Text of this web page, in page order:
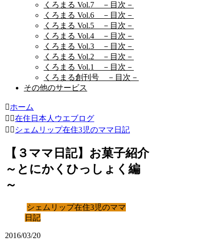
くろまる Vol.7 －目次－
くろまる Vol.6 －目次－
くろまる Vol.5 －目次－
くろまる Vol.4 －目次－
くろまる Vol.3 －目次－
くろまる Vol.2 －目次－
くろまる Vol.1 －目次－
くろまる創刊号 －目次－
その他のサービス
ホーム
在住日本人ウエブログ
シェムリップ在住3児のママ日記
【３ママ日記】お菓子紹介
～とにかくひっしょく編
～
シェムリップ在住3児のママ
日記
2016/03/20